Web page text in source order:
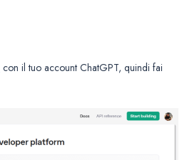
con il tuo account ChatGPT, quindi fai